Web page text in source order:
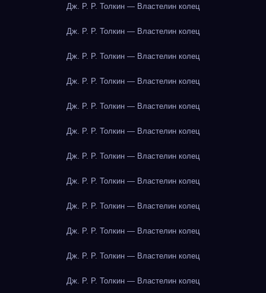
Дж. Р. Р. Толкин — Властелин колец
Дж. Р. Р. Толкин — Властелин колец
Дж. Р. Р. Толкин — Властелин колец
Дж. Р. Р. Толкин — Властелин колец
Дж. Р. Р. Толкин — Властелин колец
Дж. Р. Р. Толкин — Властелин колец
Дж. Р. Р. Толкин — Властелин колец
Дж. Р. Р. Толкин — Властелин колец
Дж. Р. Р. Толкин — Властелин колец
Дж. Р. Р. Толкин — Властелин колец
Дж. Р. Р. Толкин — Властелин колец
Дж. Р. Р. Толкин — Властелин колец